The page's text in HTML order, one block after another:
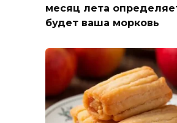
месяц лета
будет ваша морковь